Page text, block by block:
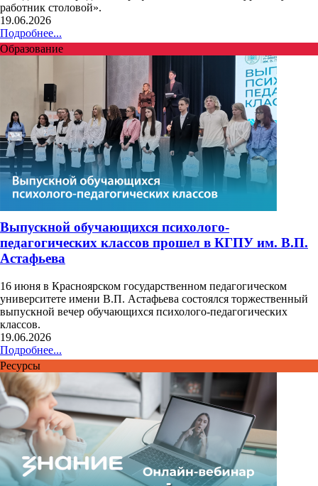
работник столовой».
19.06.2026
Подробнее...
Образование
Выпускной обучающихся психолого-
педагогических классов прошел в КГПУ им. В.П.
Астафьева
16 июня в Красноярском государственном педагогическом
университете имени В.П. Астафьева состоялся торжественный
выпускной вечер обучающихся психолого-педагогических
классов.
19.06.2026
Подробнее...
Ресурсы